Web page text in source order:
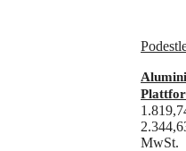
MwSt.